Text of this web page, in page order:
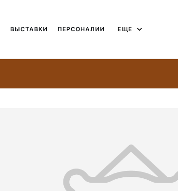
ВЫСТАВКИ ПЕРСОНАЛИИ ЕЩЕ